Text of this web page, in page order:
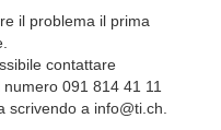
il problema il prima
contattare
091 814 41 11
a info@ti.ch.